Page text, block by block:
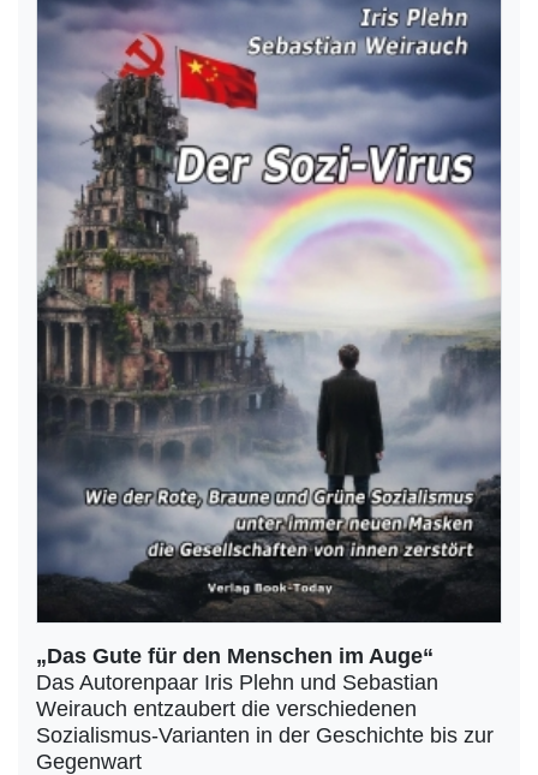
„Das Gute für den Menschen im Auge“
Das Autorenpaar Iris Plehn und Sebastian
Weirauch entzaubert die verschiedenen
Sozialismus-Varianten in der Geschichte bis zur
Gegenwart